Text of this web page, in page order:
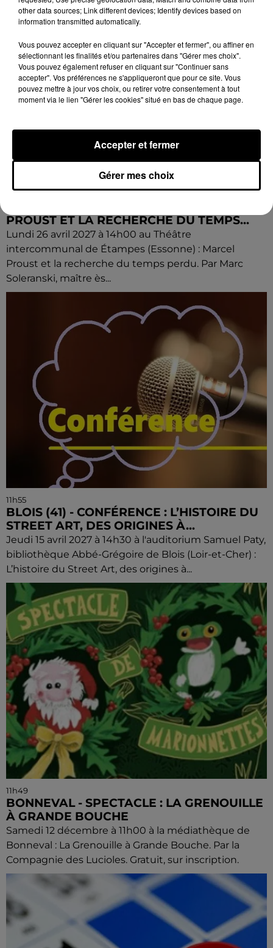
PROUST ET LA RECHERCHE DU TEMPS...
Lundi 26 avril 2027 à 14h00 au Théâtre
intercommunal de Étampes (Essonne) : Marcel
Proust et la recherche du temps perdu. Par Marc
Soleranski, maître ès...
11h55
BLOIS (41) - CONFÉRENCE : L’HISTOIRE DU
STREET ART, DES ORIGINES À...
Jeudi 15 avril 2027 à 14h30 à l'auditorium Samuel Paty,
bibliothèque Abbé-Grégoire de Blois (Loir-et-Cher) :
L’histoire du Street Art, des origines à...
11h49
BONNEVAL - SPECTACLE : LA GRENOUILLE
À GRANDE BOUCHE
Samedi 12 décembre à 11h00 à la médiathèque de
Bonneval : La Grenouille à Grande Bouche. Par la
Compagnie des Lucioles. Gratuit, sur inscription.
other data sources; Link different devices; Identify devices based on
information transmitted automatically.
Vous pouvez accepter en cliquant sur "Accepter et fermer", ou affiner en
sélectionnant les finalités et/ou partenaires dans "Gérer mes choix".
Vous pouvez également refuser en cliquant sur "Continuer sans
accepter". Vos préférences ne s'appliqueront que pour ce site. Vous
pouvez mettre à jour vos choix, ou retirer votre consentement à tout
moment via le lien "Gérer les cookies" situé en bas de chaque page.
Gérer mes choix
Accepter et fermer